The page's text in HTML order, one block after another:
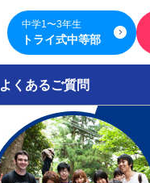
中学1〜3年生
トライ式中等部
よくあるご質問